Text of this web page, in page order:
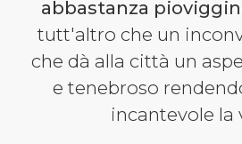
abbastanza
tutt'altro che un
che dà alla città un
e tenebroso
incantevole la